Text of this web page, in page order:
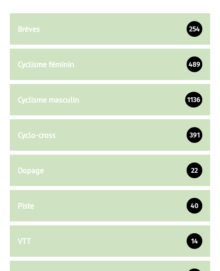
Brèves 254
Cyclisme féminin 489
Cyclisme masculin 1136
Cyclo-cross 391
Dopage 22
Piste 40
VTT 14